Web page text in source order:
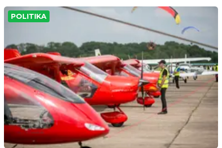
POLITIKA